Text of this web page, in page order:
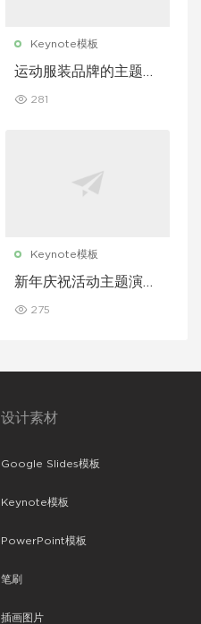
Keynote模板
运动服装品牌的主题演
281
Keynote模板
新年庆祝活动主题演讲
275
设计素材
Google Slides模板
Keynote模板
PowerPoint模板
笔刷
插画图片